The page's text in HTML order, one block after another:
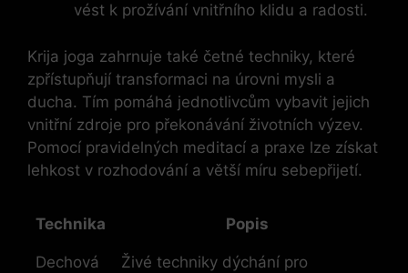
vést k prožívání vnitřního klidu a radosti.
Krija joga zahrnuje také četné techniky, které
zpřístupňují transformaci na úrovni mysli a
ducha. Tím pomáhá jednotlivcům vybavit jejich
vnitřní zdroje pro překonávání životních výzev.
Pomocí pravidelných meditací a praxe lze získat
lehkost v rozhodování a větší míru sebepřijetí.
Technika Popis
Dechová
Živé techniky dýchání pro